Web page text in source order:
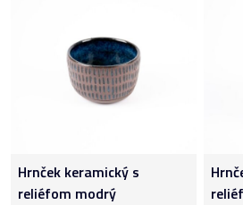
Hrnček keramický s
reliéfom modrý